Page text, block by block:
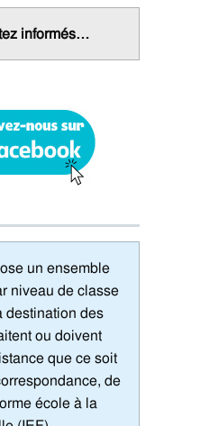
informés…
un ensemble
niveau de classe
destination des
ou doivent
que ce soit
de
école à la